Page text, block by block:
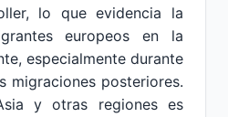
lo que evidencia la
europeos en la
especialmente durante
migraciones posteriores.
y otras regiones es